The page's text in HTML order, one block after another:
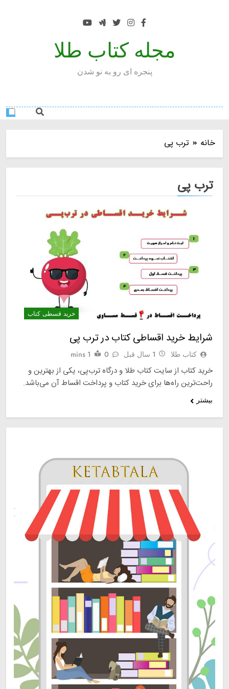
مجله کتاب طلا
پنجره ای رو به نو شدن
خانه ترب پی
ترب پی
خرید قسطی کتاب
شرایط خرید اقساطی کتاب در ترب‌ پی
کتاب طلا 1 سال قبل 0
1 mins
خرید کتاب از سایت کتاب طلا و درگاه ترب‌پی، یکی از بهترین و
راحت‌ترین راه‌ها برای خرید کتاب و پرداخت اقساط آن می‌باشد.
بیشتر